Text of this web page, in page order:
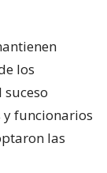
los
y funcionarios
las